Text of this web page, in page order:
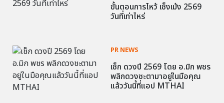
ขั้นตอนการไหว้ เช็งเม้ง 2569
วันที่เท่าไหร่
PR NEWS
เช็ก ดวงปี 2569 โดย อ.มิก พชร
พลิกดวงชะตามาอยู่ในมือคุณ
แล้ววันนี้ที่แอป MTHAI